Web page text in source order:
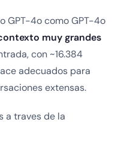
GPT-4o como GPT-4o
muy grandes
con ~16.384
adecuados para
extensas.
a traves de la